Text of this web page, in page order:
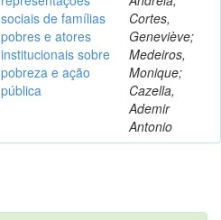
sociais de famílias
pobres e atores
institucionais sobre
pobreza e ação
pública
Cortes,
Geneviève;
Medeiros,
Monique;
Cazella,
Ademir
Antonio